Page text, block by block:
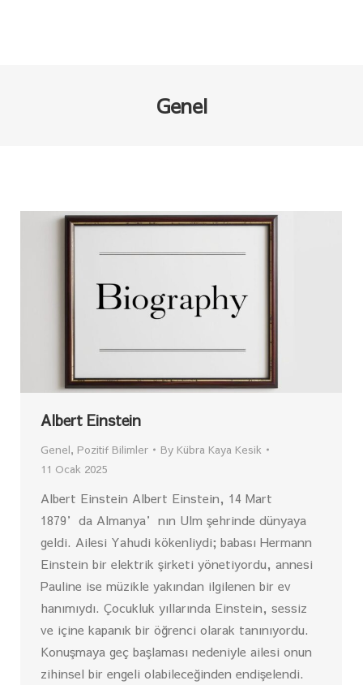
Genel
Albert Einstein
Genel, Pozitif Bilimler By Kübra Kaya Kesik
11 Ocak 2025
Albert Einstein Albert Einstein, 14 Mart
1879’da Almanya’nın Ulm şehrinde dünyaya
geldi. Ailesi Yahudi kökenliydi; babası Hermann
Einstein bir elektrik şirketi yönetiyordu, annesi
Pauline ise müzikle yakından ilgilenen bir ev
hanımıydı. Çocukluk yıllarında Einstein, sessiz
ve içine kapanık bir öğrenci olarak tanınıyordu.
Konuşmaya geç başlaması nedeniyle ailesi onun
zihinsel bir engeli olabileceğinden endişelendi.